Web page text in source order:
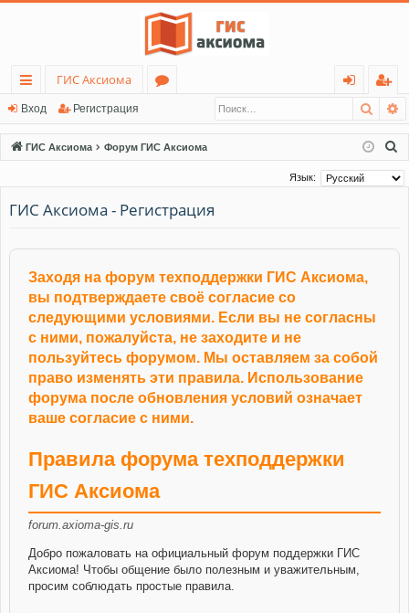
с
ы
лк
ГИС Аксиома
ру
м
д
ег
ис
тр
Вход Регистрация
ГИС Аксиома Форум ГИС Аксиома
и
Язык:
ГИС Аксиома - Регистрация
Заходя на форум техподдержки ГИС Аксиома,
вы подтверждаете своё согласие со
следующими условиями. Если вы не согласны
с ними, пожалуйста, не заходите и не
пользуйтесь форумом. Мы оставляем за собой
право изменять эти правила. Использование
форума после обновления условий означает
ваше согласие с ними.
Правила форума техподдержки
ГИС Аксиома
forum.axioma-gis.ru
Добро пожаловать на официальный форум поддержки ГИС
Аксиома! Чтобы общение было полезным и уважительным,
просим соблюдать простые правила.